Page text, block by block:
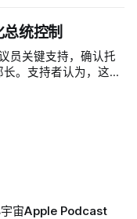
委员会同时调查他是
统控制
员关键支持，确认托
。支持者认为，这位
宙Apple Podcast